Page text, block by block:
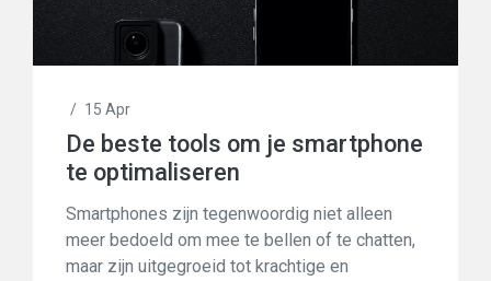
/ 15 Apr
De beste tools om je smartphone
te optimaliseren
Smartphones zijn tegenwoordig niet alleen
meer bedoeld om mee te bellen of te chatten,
maar zijn uitgegroeid tot krachtige en